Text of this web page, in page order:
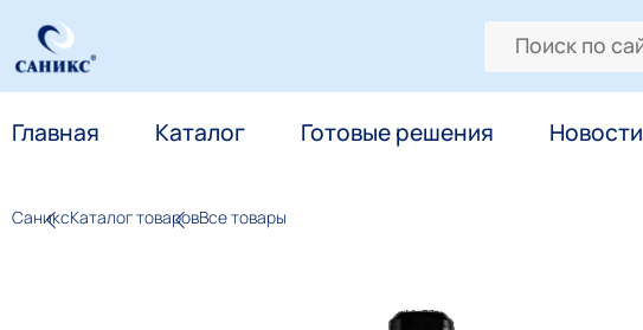
Главная Каталог Готовые решения Новости
СаниксКаталог товаровВсе товары